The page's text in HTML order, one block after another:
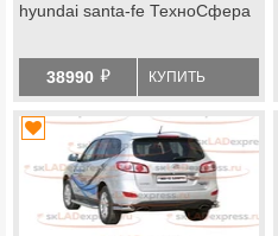
hyundai santa-fe ТехноСфера
38990 й КУПИТЬ